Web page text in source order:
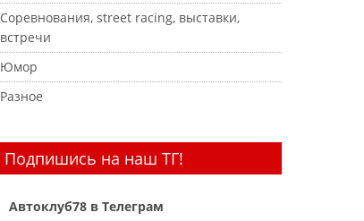
Соревнования, street racing, выставки,
встречи
Юмор
Разное
Подпишись на наш ТГ!
Автоклуб78 в Телеграм